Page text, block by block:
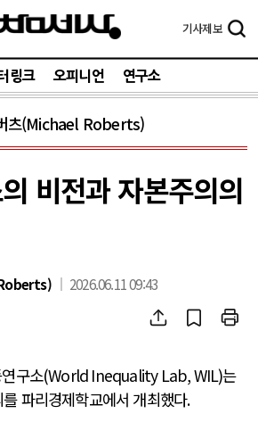
기사제보
링크 오피니언 연구소
츠(Michael Roberts)
비전과 자본주의의
2026.06.11 09:43
구소(World Inequality Lab, WIL)는
파리경제학교에서 개최했다.